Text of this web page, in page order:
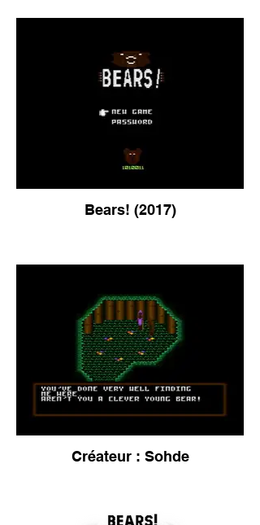
Bears! (2017)
Créateur : Sohde